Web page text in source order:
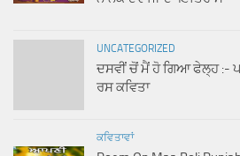
UNCATEGORIZED
ਦਸਵੀਂ ਚੋਂ ਮੈਂ ਹੋ ਗਿਆ ਫੇਲ੍ਹ :-
ਰਸ ਕਵਿਤਾ
ਕਵਿਤਾਵਾਂ